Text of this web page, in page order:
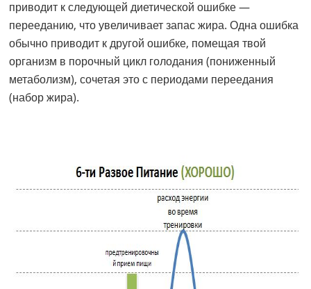
приводит к следующей диетической ошибке —
перееданию, что увеличивает запас жира. Одна ошибка
обычно приводит к другой ошибке, помещая твой
организм в порочный цикл голодания (пониженный
метаболизм), сочетая это с периодами переедания
(набор жира).